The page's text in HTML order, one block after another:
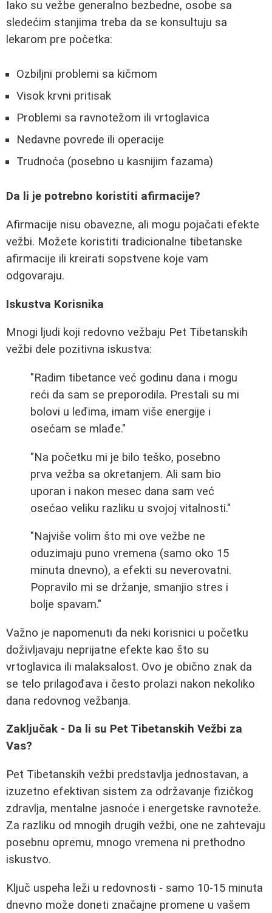
Iako su vežbe generalno bezbedne, osobe sa
sledećim stanjima treba da se konsultuju sa
lekarom pre početka:
Ozbiljni problemi sa kičmom
Visok krvni pritisak
Problemi sa ravnotežom ili vrtoglavica
Nedavne povrede ili operacije
Trudnoća (posebno u kasnijim fazama)
Da li je potrebno koristiti afirmacije?
Afirmacije nisu obavezne, ali mogu pojačati efekte
vežbi. Možete koristiti tradicionalne tibetanske
afirmacije ili kreirati sopstvene koje vam
odgovaraju.
Iskustva Korisnika
Mnogi ljudi koji redovno vežbaju Pet Tibetanskih
vežbi dele pozitivna iskustva:
"Radim tibetance već godinu dana i mogu
reći da sam se preporodila. Prestali su mi
bolovi u leđima, imam više energije i
osećam se mlađe."
"Na početku mi je bilo teško, posebno
prva vežba sa okretanjem. Ali sam bio
uporan i nakon mesec dana sam već
osećao veliku razliku u svojoj vitalnosti."
"Najviše volim što mi ove vežbe ne
oduzimaju puno vremena (samo oko 15
minuta dnevno), a efekti su neverovatni.
Popravilo mi se držanje, smanjio stres i
bolje spavam."
Važno je napomenuti da neki korisnici u početku
doživljavaju neprijatne efekte kao što su
vrtoglavica ili malaksalost. Ovo je obično znak da
se telo prilagođava i često prolazi nakon nekoliko
dana redovnog vežbanja.
Zaključak - Da li su Pet Tibetanskih Vežbi za
Vas?
Pet Tibetanskih vežbi predstavlja jednostavan, a
izuzetno efektivan sistem za održavanje fizičkog
zdravlja, mentalne jasnoće i energetske ravnoteže.
Za razliku od mnogih drugih vežbi, one ne zahtevaju
posebnu opremu, mnogo vremena ni prethodno
iskustvo.
Ključ uspeha leži u redovnosti - samo 10-15 minuta
dnevno može doneti značajne promene u vašem